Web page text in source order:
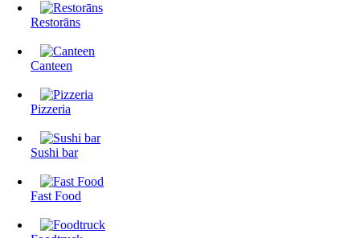
Restorāns
Canteen
Pizzeria
Sushi bar
Fast Food